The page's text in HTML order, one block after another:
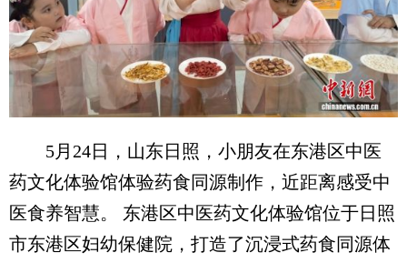
5月24日，山东日照，小朋友在东港区中医
药文化体验馆体验药食同源制作，近距离感受中
医食养智慧。 东港区中医药文化体验馆位于日照
市东港区妇幼保健院，打造了沉浸式药食同源体